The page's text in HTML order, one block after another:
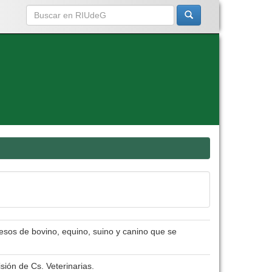
de bovino, equino, suino y canino que se
de Cs. Veterinarias.